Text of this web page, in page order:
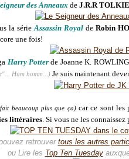
des Anneaux de J.R.R
la sérieAssassin Royal de Robin
une fois!
Harry Potterde Joanne K. ROWLING
Hum humm...) Je suis maintenant
beaucoup plus que ça)car ce sont les
littéraires. Si vous ne les
retrouvertous les autres
ou Lire les Top Ten Tuesday